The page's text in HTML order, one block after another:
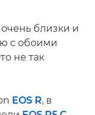
близки и
с обоими
не так
EOS R, в